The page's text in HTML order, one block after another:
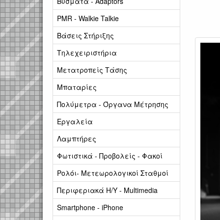
PMR - Walkie Talkie
Βάσεις Στήριξης
Τηλεχειριστήρια
Μετατροπείς Τάσης
Μπαταρίες
Πολύμετρα - Όργανα Μέτρησης
Εργαλεία
Λαμπτήρες
Φωτιστικά - Προβολείς - Φακοί
Ρολόι- Μετεωρολογικοί Σταθμοί
Περιφεριακά Η/Υ - Multimedia
Smartphone - iPhone